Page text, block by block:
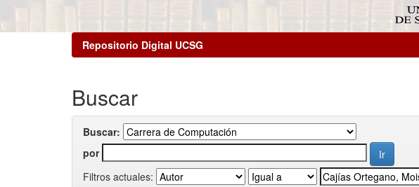
Repositorio Digital UCSG
Buscar
Buscar:
por
Filtros actuales: